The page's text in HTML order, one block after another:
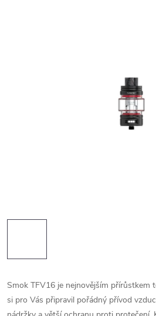
Smok TFV16 je nejnovějším přírůstkem
si pro Vás připravil pořádný přívod